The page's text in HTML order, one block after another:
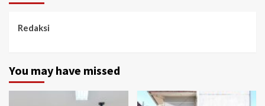
Redaksi
You may have missed